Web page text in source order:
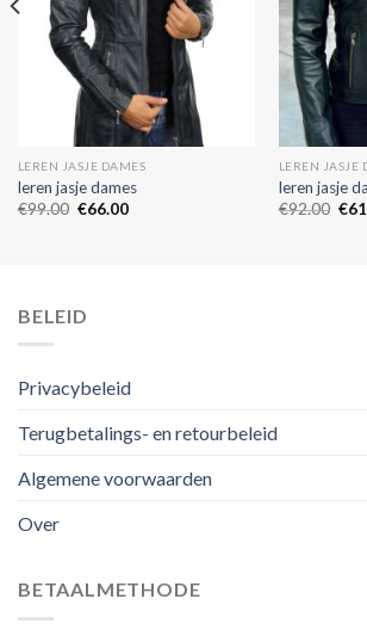
LEREN JASJE DAMES
leren jasje dames
€99.00 €66.00
LEREN JASJE
leren jasje
€92.00 €
BELEID
Privacybeleid
Terugbetalings- en retourbeleid
Algemene voorwaarden
Over
BETAALMETHODE